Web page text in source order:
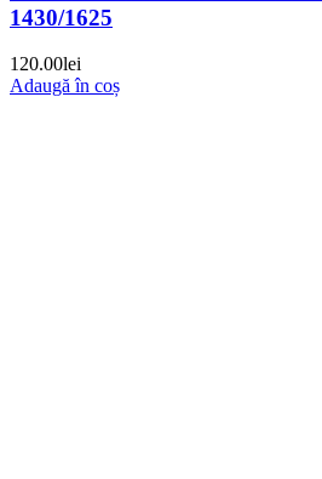
1430/1625
120.00lei
Adaugă în coș